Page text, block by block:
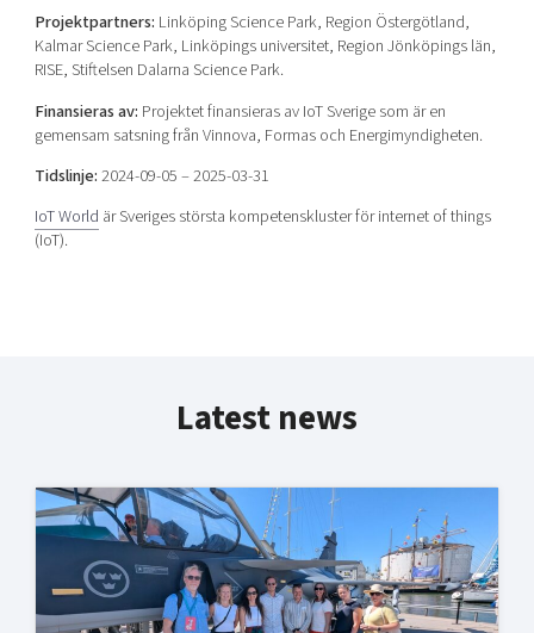
Projektpartners: Linköping Science Park, Region Östergötland,
Kalmar Science Park, Linköpings universitet, Region Jönköpings län,
RISE, Stiftelsen Dalarna Science Park.
Finansieras av: Projektet finansieras av IoT Sverige som är en
gemensam satsning från Vinnova, Formas och Energimyndigheten.
Tidslinje:2024-09-05 – 2025-03-31
IoT World är Sveriges största kompetenskluster för internet of things
(IoT).
Latest news